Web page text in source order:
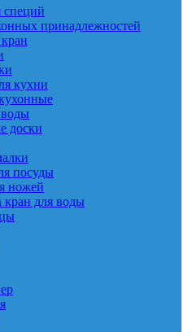
специй
принадлежностей
кухни
доски
посуды
ножей
для воды